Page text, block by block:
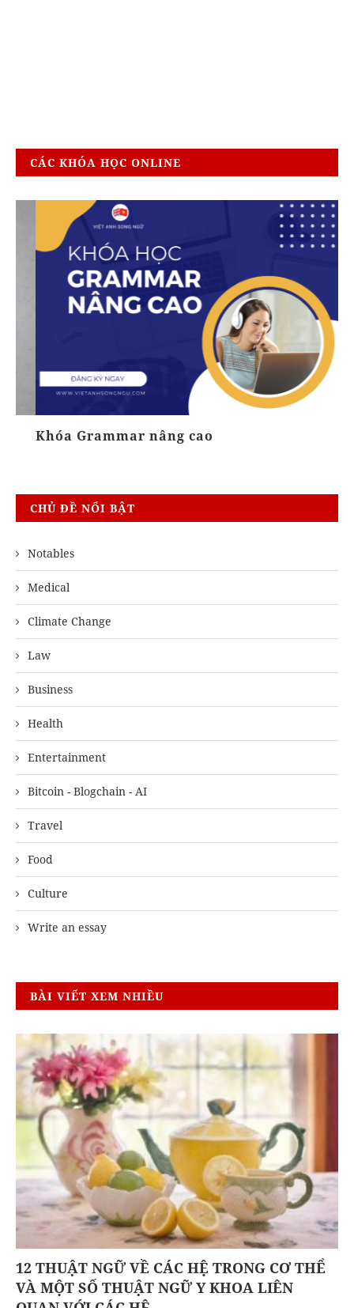
CÁC KHÓA HỌC ONLINE
Khóa Grammar nâng cao
CHỦ ĐỀ NỔI BẬT
Notables
Medical
Climate Change
Law
Business
Health
Entertainment
Bitcoin - Blogchain - AI
Travel
Food
Culture
Write an essay
BÀI VIẾT XEM NHIỀU
12 THUẬT NGỮ VỀ CÁC HỆ TRONG CƠ THỂ
VÀ MỘT SỐ THUẬT NGỮ Y KHOA LIÊN